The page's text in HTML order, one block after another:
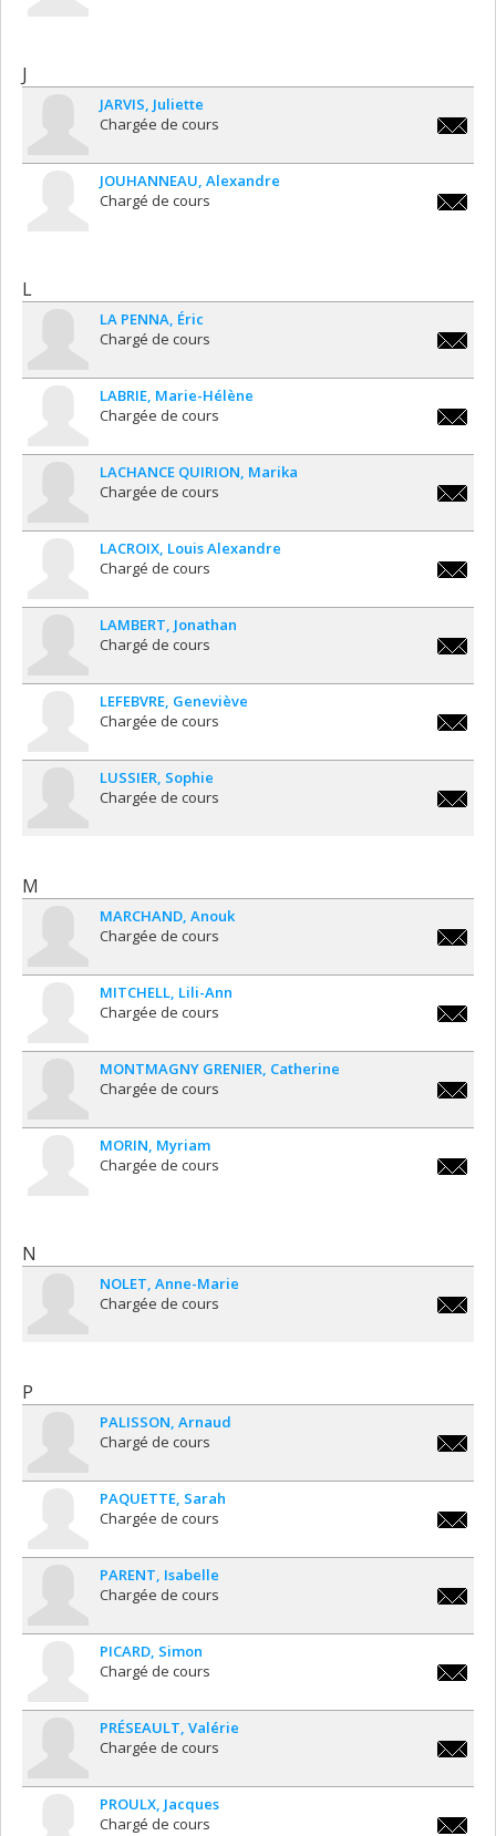
J
JARVIS Juliette
Chargée de cours
JOUHANNEAU Alexandre
Chargé de cours
L
LA PENNA Éric
Chargé de cours
LABRIE Marie-Hélène
Chargée de cours
LACHANCE QUIRION Marika
Chargée de cours
LACROIX Louis Alexandre
Chargé de cours
LAMBERT Jonathan
Chargé de cours
LEFEBVRE Geneviève
Chargée de cours
LUSSIER Sophie
Chargée de cours
M
MARCHAND Anouk
Chargée de cours
MITCHELL Lili-Ann
Chargée de cours
MONTMAGNY GRENIER Catherine
Chargée de cours
MORIN Myriam
Chargée de cours
N
NOLET Anne-Marie
Chargée de cours
P
PALISSON Arnaud
Chargé de cours
PAQUETTE Sarah
Chargée de cours
PARENT Isabelle
Chargée de cours
PICARD Simon
Chargé de cours
PRÉSEAULT Valérie
Chargée de cours
PROULX Jacques
Chargé de cours